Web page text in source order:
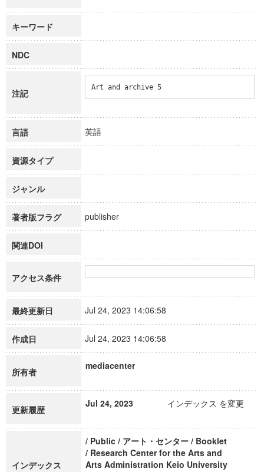
キーワード
NDC
注記
Art and archive 5
言語 英語
資源タイプ
ジャンル
著者版フラグ publisher
関連DOI
アクセス条件
最終更新日 Jul 24, 2023 14:06:58
作成日 Jul 24, 2023 14:06:58
所有者
mediacenter
更新履歴
Jul 24, 2023 インデックス を変更
インデックス
/ Public / アート・センター / Booklet
/ Research Center for the Arts and
Arts Administration Keio University